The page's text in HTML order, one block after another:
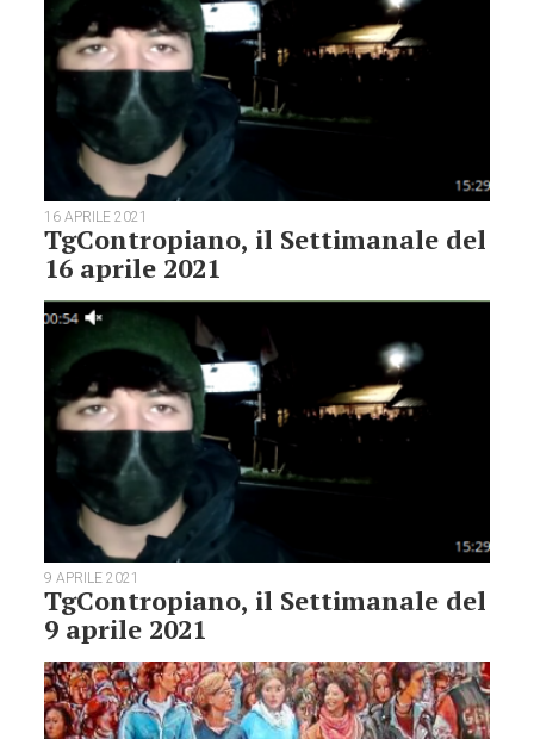
16 APRILE 2021
TgContropiano, il Settimanale del
16 aprile 2021
9 APRILE 2021
TgContropiano, il Settimanale del
9 aprile 2021